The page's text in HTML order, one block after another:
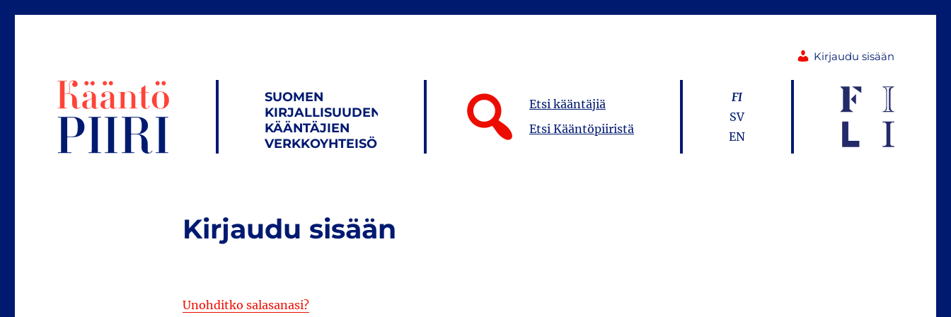
Kirjaudu sisään
SUOMEN
KIRJALLISUUDEN
KÄÄNTÄJIEN
VERKKOYHTEISÖ
Etsi kääntäjiä
Etsi Kääntöpiiristä
FI
SV
EN
Kirjaudu sisään
Unohditko salasanasi?